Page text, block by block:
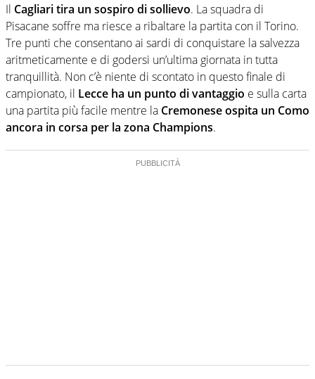
Il Cagliari tira un sospiro di sollievo. La squadra di
Pisacane soffre ma riesce a ribaltare la partita con il Torino.
Tre punti che consentano ai sardi di conquistare la salvezza
aritmeticamente e di godersi un’ultima giornata in tutta
tranquillità. Non c’è niente di scontato in questo finale di
campionato, il Lecce ha un punto di vantaggio e sulla carta
una partita più facile mentre la Cremonese ospita un Como
ancora in corsa per la zona Champions.